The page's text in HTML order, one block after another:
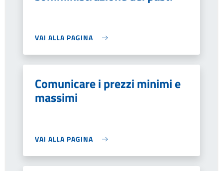
VAI ALLA PAGINA
Comunicare i prezzi minimi e
massimi
VAI ALLA PAGINA